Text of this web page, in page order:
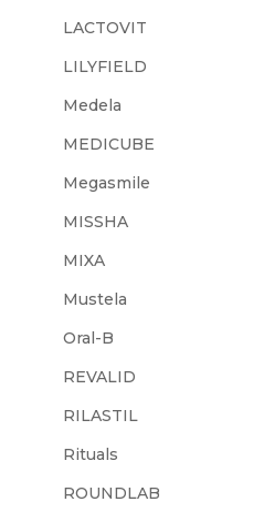
LACTOVIT
LILYFIELD
Medela
MEDICUBE
Megasmile
MISSHA
MIXA
Mustela
Oral-B
REVALID
RILASTIL
Rituals
ROUNDLAB